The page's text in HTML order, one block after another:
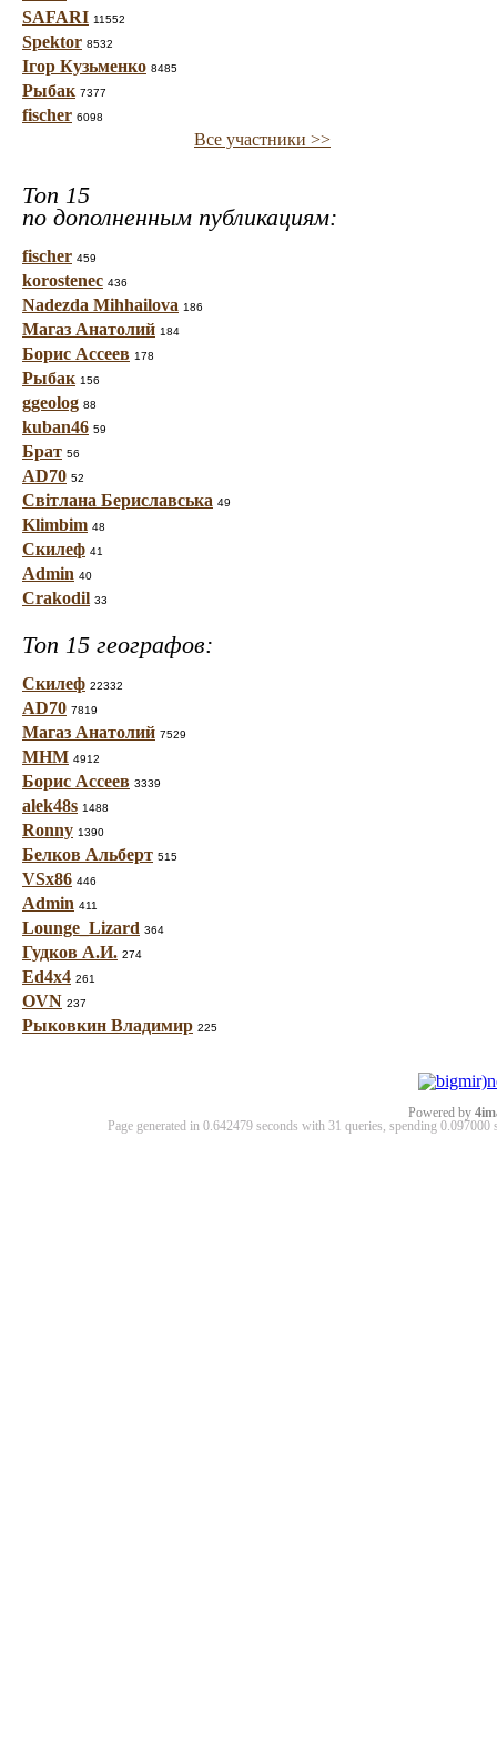
SAFARI 11552
Spektor 8532
Ігор Кузьменко 8485
Рыбак 7377
fischer 6098
Все участники >>
Топ 15
по дополненным публикациям:
fischer 459
korostenec 436
Nadezda Mihhailova 186
Магаз Анатолий 184
Борис Ассеев 178
Рыбак 156
ggeolog 88
kuban46 59
Брат 56
AD70 52
Світлана Бериславська 49
Klimbim 48
Скилеф 41
Admin 40
Crakodil 33
Топ 15 географов:
Скилеф 22332
AD70 7819
Магаз Анатолий 7529
МНМ 4912
Борис Ассеев 3339
alek48s 1488
Ronny 1390
Белков Альберт 515
VSx86 446
Admin 411
Lounge_Lizard 364
Гудков А.И. 274
Ed4x4 261
OVN 237
Рыковкин Владимир 225
Powered by
Page generated in 0.642479 seconds with 31 queries, spending